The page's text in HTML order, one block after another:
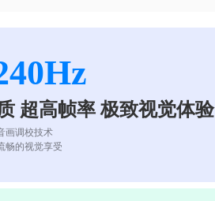
超高帧率 极致视觉体验
画调校技术
畅的视觉享受